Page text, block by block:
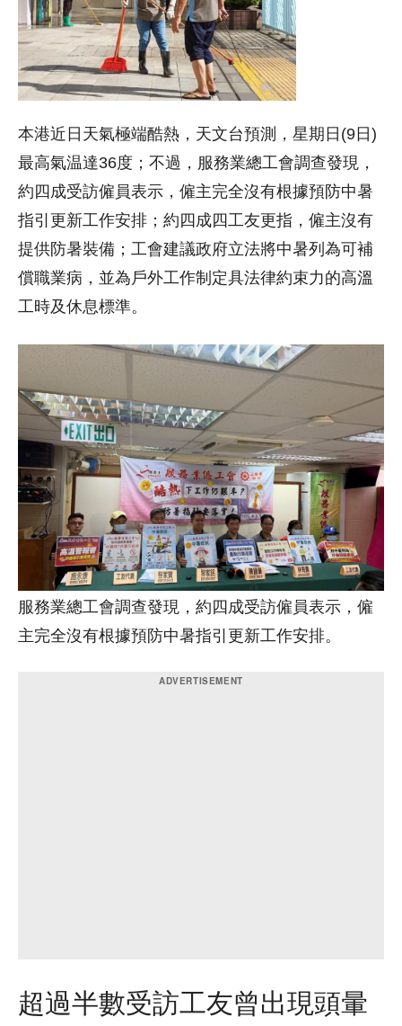
本港近日天氣極端酷熱，天文台預測，星期日(9日)
最高氣温達36度；不過，服務業總工會調查發現，
約四成受訪僱員表示，僱主完全沒有根據預防中暑
指引更新工作安排；約四成四工友更指，僱主沒有
提供防暑裝備；工會建議政府立法將中暑列為可補
償職業病，並為戶外工作制定具法律約束力的高溫
工時及休息標準。
服務業總工會調查發現，約四成受訪僱員表示，僱
主完全沒有根據預防中暑指引更新工作安排。
超過半數受訪工友曾出現頭暈